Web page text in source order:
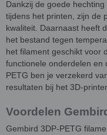
Dankzij de goede
tijdens het printen, zijn de
kwaliteit. Daarnaast heeft
het bestand tegen
het filament geschikt voor
functionele onderdelen en
PETG ben je verzekerd
resultaten bij het 3D-
Voordelen
Gembird 3DP-PETG